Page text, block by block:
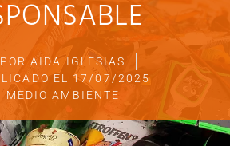
POR AIDA IGLESIAS
EL
17/07/2025
MEDIO AMBIENTE